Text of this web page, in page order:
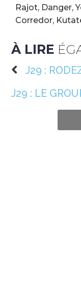
Rajot, Danger,
Corredor,
À LIRE